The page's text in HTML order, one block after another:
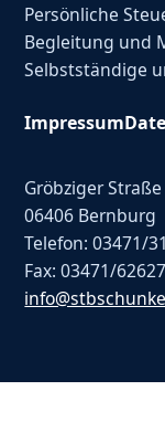
Persönliche
Begleitung und
Selbstständige
Impressum
Gröbziger
06406 Bernburg
Telefon: 03471/
Fax: 03471/